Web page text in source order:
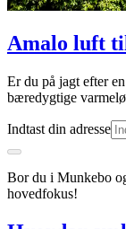
Amalo luft
Er du på jagt efter
bæredygtige
Indtast din adresse
Bor du i Munkebo
hovedfokus!